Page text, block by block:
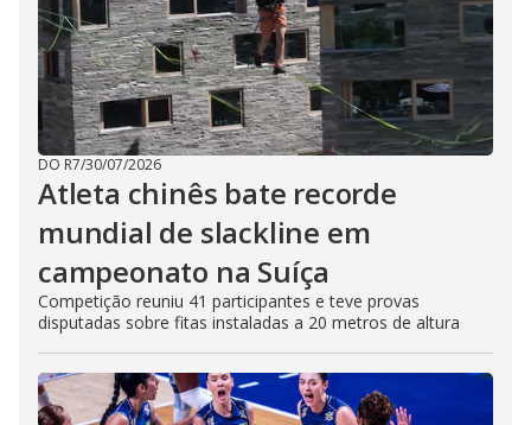
DO R7/30/07/2026
Atleta chinês bate recorde
mundial de slackline em
campeonato na Suíça
Competição reuniu 41 participantes e teve provas
disputadas sobre fitas instaladas a 20 metros de altura